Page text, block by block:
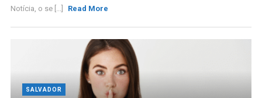
Notícia, o se [...]
Read More
SALVADOR